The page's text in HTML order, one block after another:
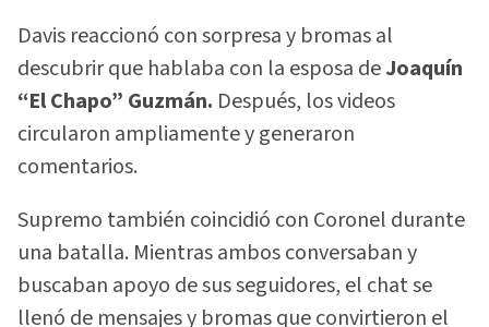
Davis reaccionó con sorpresa y bromas al
descubrir que hablaba con la esposa deJoaquín
“El Chapo” Guzmán. Después, los videos
circularon ampliamente y generaron
comentarios.
Supremo también coincidió con Coronel durante
una batalla. Mientras ambos conversaban y
buscaban apoyo de sus seguidores, el chat se
llenó de mensajes y bromas que convirtieron el